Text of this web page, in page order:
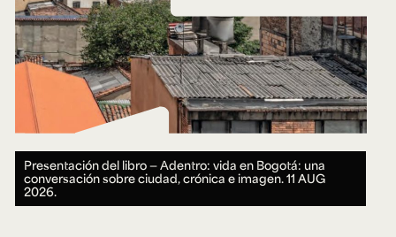
Presentación del libro — Adentro: vida en Bogotá: una
conversación sobre ciudad, crónica e imagen.11 AUG
2026.